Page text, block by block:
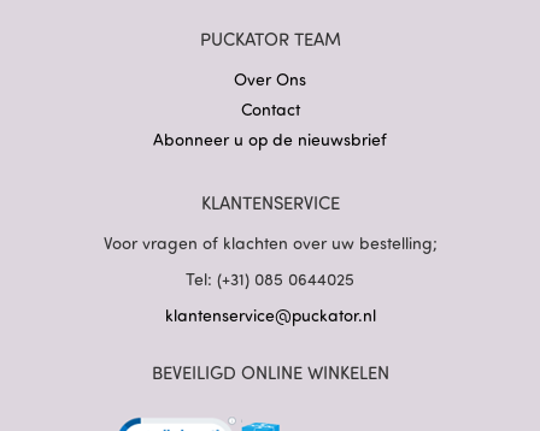
PUCKATOR TEAM
Over Ons
Contact
Abonneer u op de nieuwsbrief
KLANTENSERVICE
Voor vragen of klachten over uw bestelling;
Tel: (+31) 085 0644025
klantenservice@puckator.nl
BEVEILIGD ONLINE WINKELEN